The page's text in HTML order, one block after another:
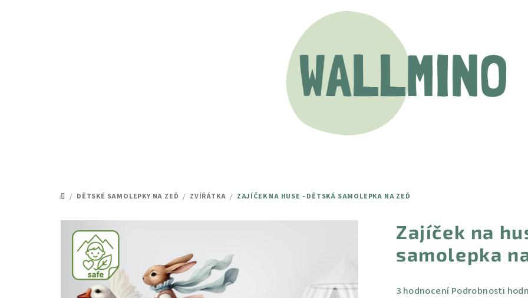
DOMŮ
/ DĚTSKÉ SAMOLEPKY NA ZEĎ / ZVÍŘÁTKA / ZAJÍČEK NA HUSE - DĚTSKÁ SAMOLEPKA NA ZEĎ
Zajíček na
samolepka
Průměrné
3 hodnocení Podrobnosti